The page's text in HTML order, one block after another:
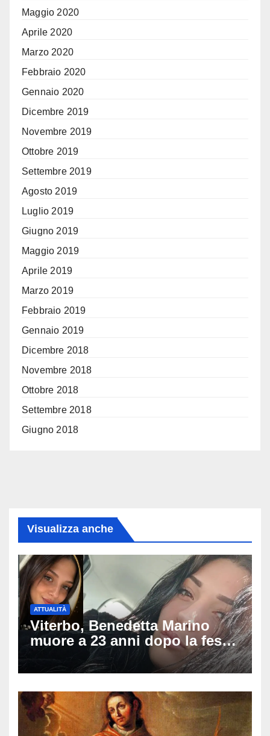
Maggio 2020
Aprile 2020
Marzo 2020
Febbraio 2020
Gennaio 2020
Dicembre 2019
Novembre 2019
Ottobre 2019
Settembre 2019
Agosto 2019
Luglio 2019
Giugno 2019
Maggio 2019
Aprile 2019
Marzo 2019
Febbraio 2019
Gennaio 2019
Dicembre 2018
Novembre 2018
Ottobre 2018
Settembre 2018
Giugno 2018
Visualizza anche
ATTUALITÀ
Viterbo, Benedetta Marino
muore a 23 anni dopo la festa
di compleanno: trovata senza
vita nell’ex consorzio, è giallo